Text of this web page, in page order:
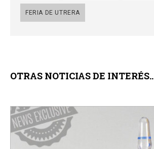
FERIA DE UTRERA
OTRAS NOTICIAS DE INTERÉS..